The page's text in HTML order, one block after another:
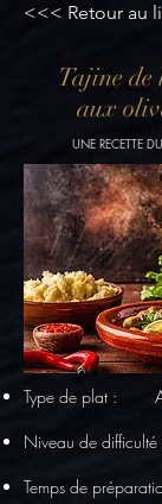
<<< Retour au
Tajine de
aux
UNE RECETTE
Type de plat :
Niveau de difficulté
Temps de